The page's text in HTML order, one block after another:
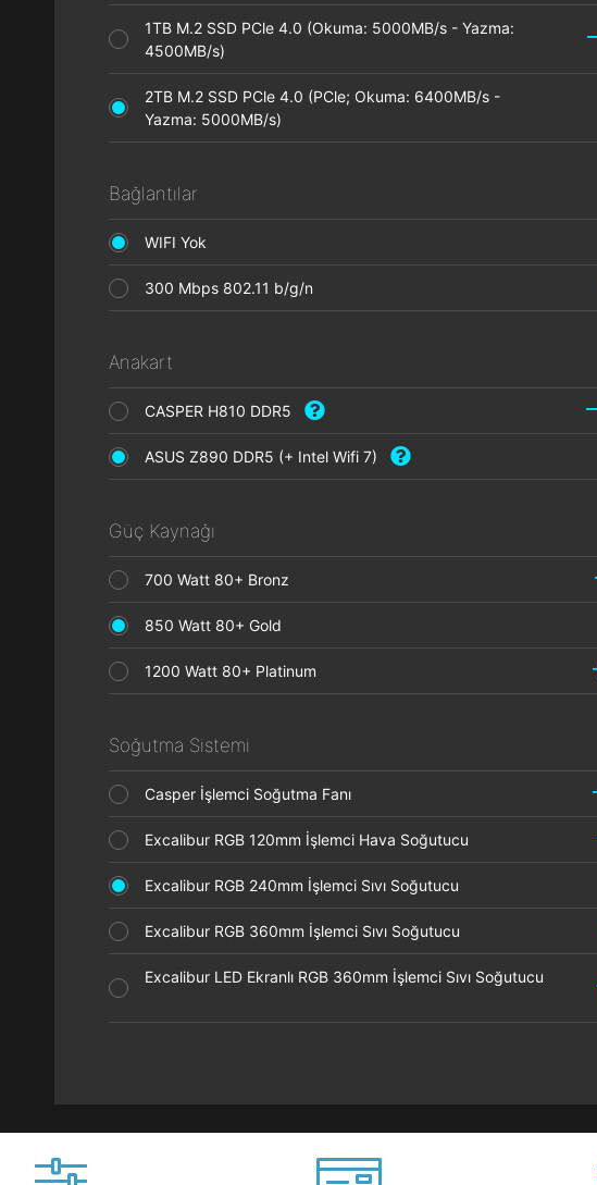
1TB M.2 SSD PCle 4.0 (Okuma: 5000MB/s - Yazma:
4500MB/s)
2TB M.2 SSD PCle 4.0 (PCle; Okuma: 6400MB/s -
Yazma: 5000MB/s)
Bağlantılar
WIFI Yok
300 Mbps 802.11 b/g/n
Anakart
CASPER H810 DDR5
ASUS Z890 DDR5 (+ Intel Wifi 7)
Güç Kaynağı
700 Watt 80+ Bronz
850 Watt 80+ Gold
1200 Watt 80+ Platinum
Soğutma Sistemi
Casper İşlemci Soğutma Fanı
Excalibur RGB 120mm İşlemci Hava Soğutucu
Excalibur RGB 240mm İşlemci Sıvı Soğutucu
Excalibur RGB 360mm İşlemci Sıvı Soğutucu
Excalibur LED Ekranlı RGB 360mm İşlemci Sıvı Soğutucu